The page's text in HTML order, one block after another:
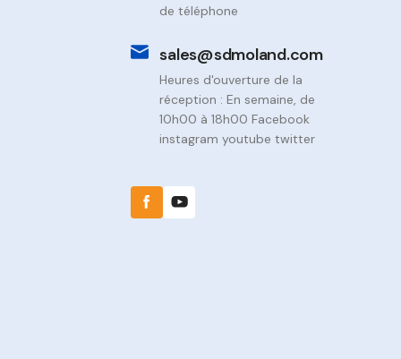
de téléphone
sales@sdmoland.com
Heures d'ouverture de la
réception : En semaine, de
10h00 à 18h00 Facebook
instagram youtube twitter